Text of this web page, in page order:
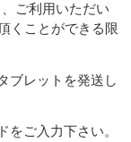
ご利用いただい
くことができる限
ブレットを発送し
をご入力下さい。